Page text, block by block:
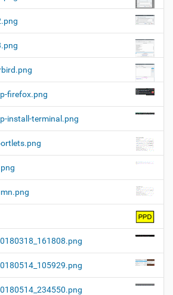
firefox.png
install-terminal.png